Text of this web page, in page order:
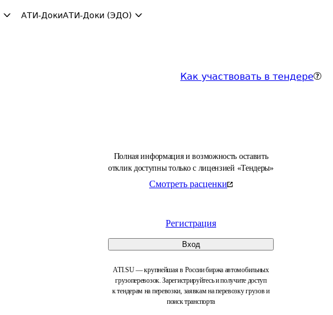
АТИ-ДокиАТИ-Доки (ЭДО)
Как участвовать в тендере
Полная информация и возможность оставить
отклик доступны только с лицензией «Тендеры»
Смотреть расценки
Регистрация
Вход
ATI.SU — крупнейшая в России биржа автомобильных
грузоперевозок. Зарегистрируйтесь и получите доступ
к тендерам на перевозки, заявкам на перевозку грузов и
поиск транспорта